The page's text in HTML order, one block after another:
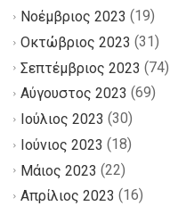
Νοέμβριος 2023 (19)
Οκτώβριος 2023 (31)
Σεπτέμβριος 2023 (74)
Αύγουστος 2023 (69)
Ιούλιος 2023 (30)
Ιούνιος 2023 (18)
Μάιος 2023 (22)
Απρίλιος 2023 (16)